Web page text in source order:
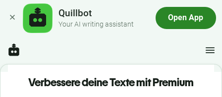
Quillbot
Your AI writing assistant
Open App
Verbessere deine Texte mit Premium